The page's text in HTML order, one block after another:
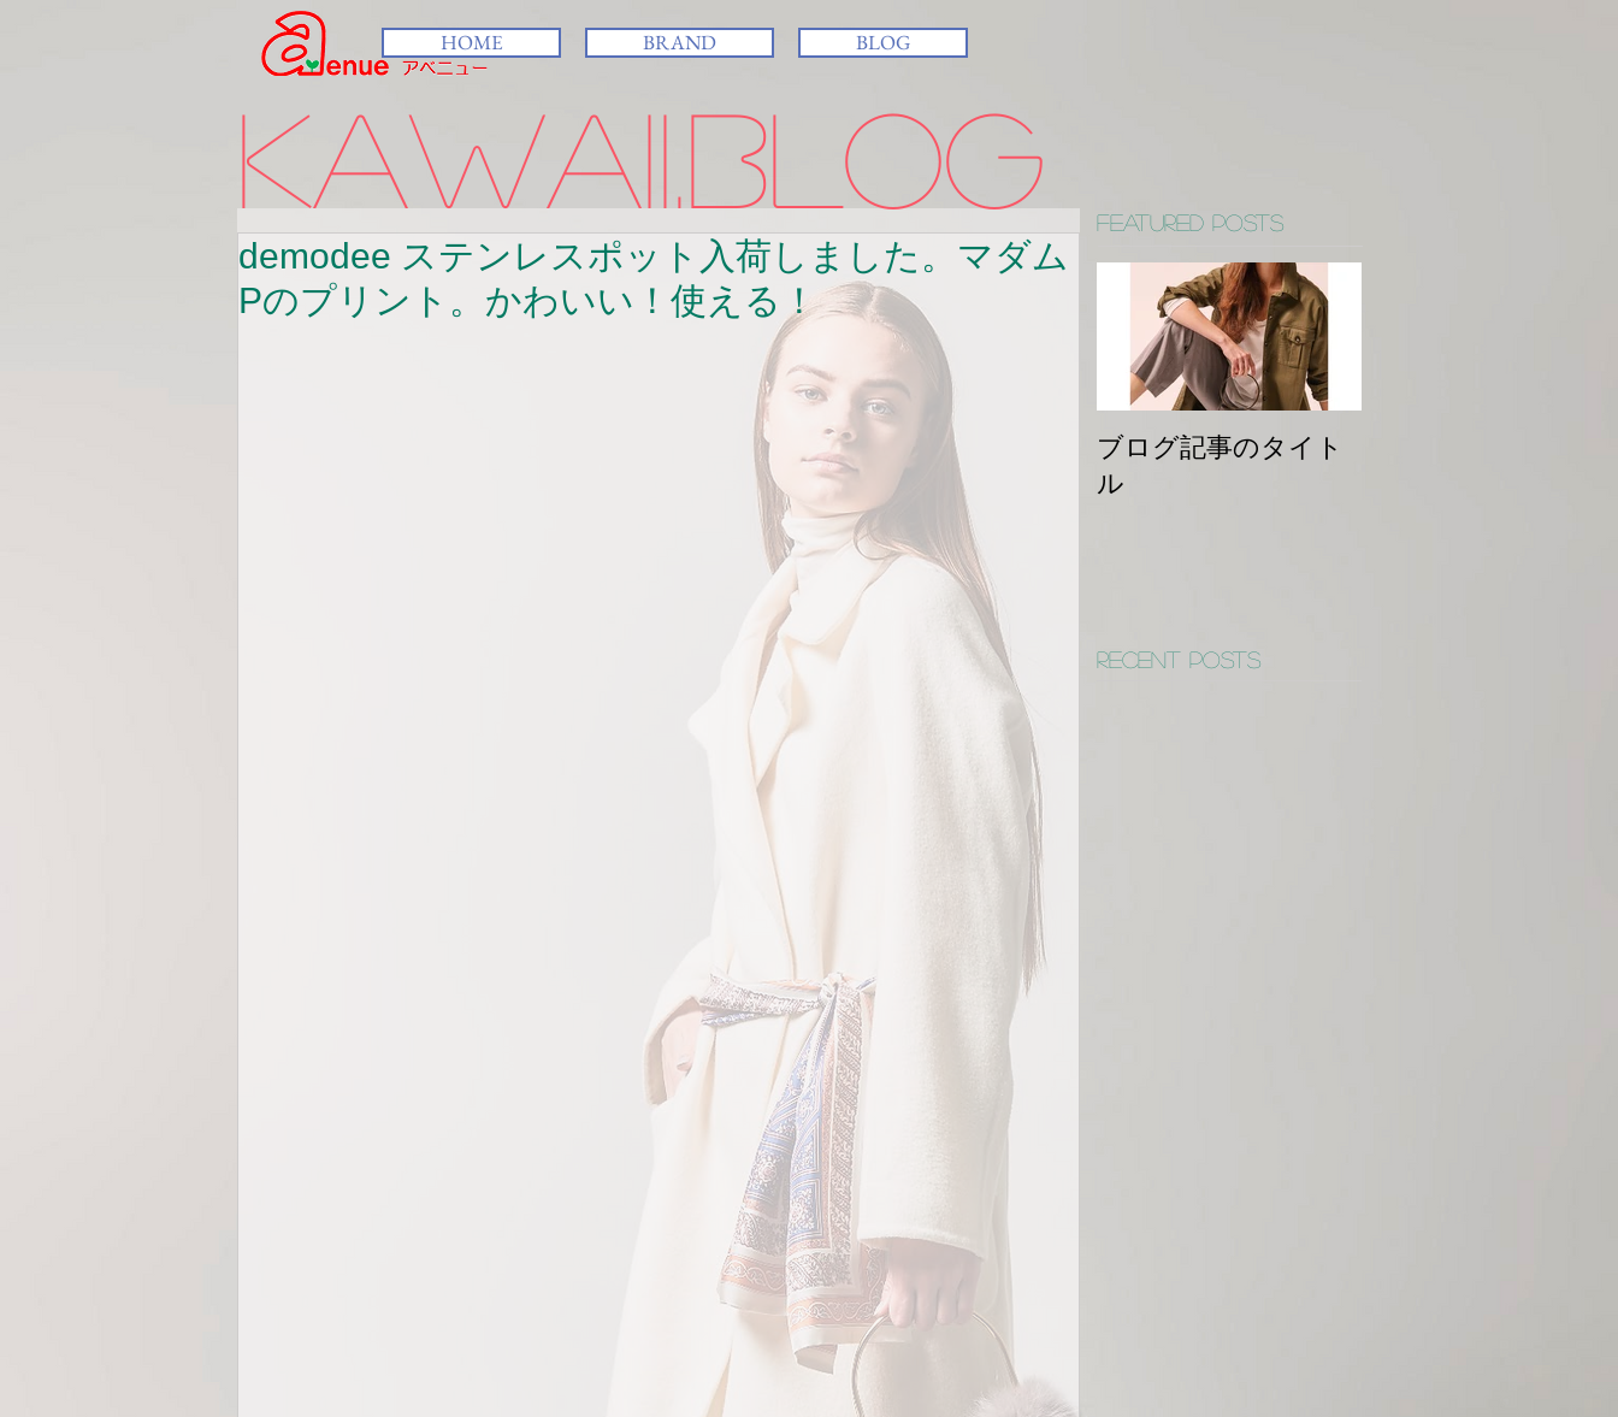
HOME BRAND BLOG
demodee ステンレスポット入荷しました。マダム
Pのプリント。かわいい！使える！
kawaii.BLOG
Featured Posts
ブログ記事のタイト
ル
Recent Posts